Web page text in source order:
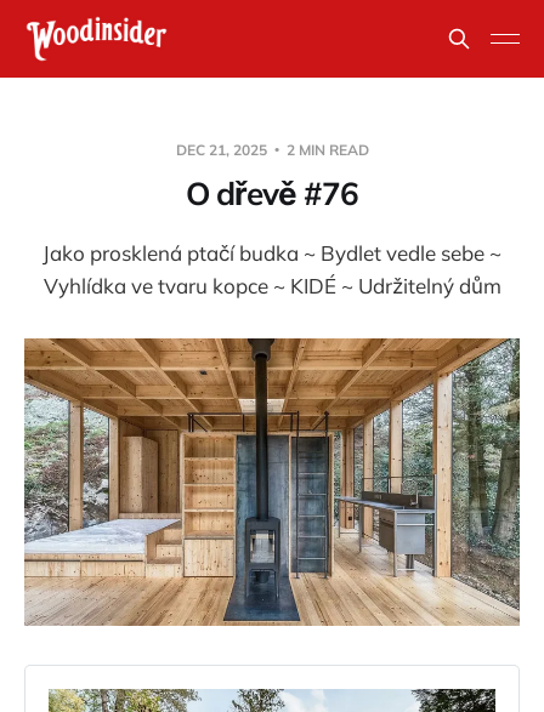
DEC 21, 2025 2 MIN READ
O dřevě #76
Jako prosklená ptačí budka ~ Bydlet vedle sebe ~
Vyhlídka ve tvaru kopce ~ KIDÉ ~ Udržitelný dům